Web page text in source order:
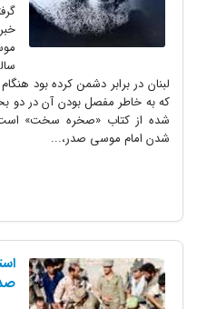
لبنان در برابر دشمن کرده بود
که به خاطر مفصل بودن آن در دو
شده از کتاب «صخره سخت» است
شدن امام موسی صدر،...